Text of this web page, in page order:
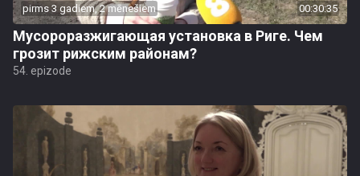
pirms 3 gadiem, 2 mēnešiem 00:30:35
Мусороразжигающая установка в Риге. Чем
грозит рижским районам?
54. epizode